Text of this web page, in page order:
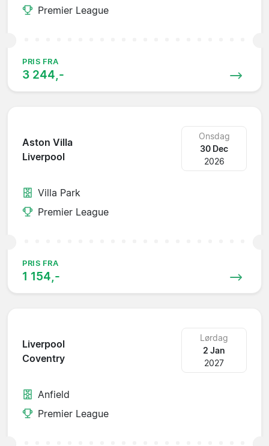
Premier League
PRIS FRA
3 244,-
Aston Villa
Liverpool
Onsdag
30 Dec
2026
Villa Park
Premier League
PRIS FRA
1 154,-
Liverpool
Coventry
Lørdag
2 Jan
2027
Anfield
Premier League